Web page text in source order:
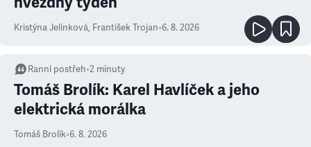
Kristýna Jelínková, František Trojan•6. 8. 2026
Ranní postřeh•2 minuty
Tomáš Brolík: Karel Havlíček a jeho
elektrická morálka
Tomáš Brolík•6. 8. 2026